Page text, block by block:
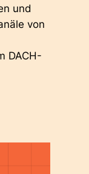
und
von
DACH-